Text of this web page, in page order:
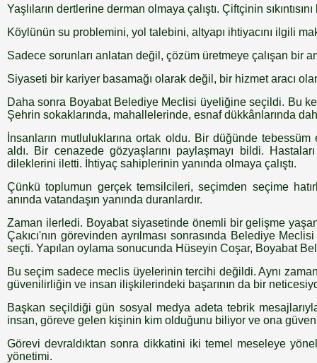
Yaşlıların dertlerine derman olmaya çalıştı. Çiftçinin sıkıntısını
Köylünün su problemini, yol talebini, altyapı ihtiyacını ilgili
Sadece sorunları anlatan değil, çözüm üretmeye çalışan bir
Siyaseti bir kariyer basamağı olarak değil, bir hizmet aracı
Daha sonra Boyabat Belediye Meclisi üyeliğine seçildi. Bu
Şehrin sokaklarında, mahallelerinde, esnaf dükkânlarında
İnsanların mutluluklarına ortak oldu. Bir düğünde
aldı. Bir cenazede gözyaşlarını paylaşmayı bildi.
dileklerini iletti. İhtiyaç sahiplerinin yanında olmaya çalıştı.
Çünkü toplumun gerçek temsilcileri, seçimden seçime
anında vatandaşın yanında duranlardır.
Zaman ilerledi. Boyabat siyasetinde önemli bir gelişme
Çakıcı'nın görevinden ayrılması sonrasında Belediye
seçti. Yapılan oylama sonucunda Hüseyin Coşar, Boyabat
Bu seçim sadece meclis üyelerinin tercihi değildi. Aynı
güvenilirliğin ve insan ilişkilerindeki başarının da bir
Başkan seçildiği gün sosyal medya adeta tebrik
insan, göreve gelen kişinin kim olduğunu biliyor ve ona
Görevi devraldıktan sonra dikkatini iki temel meseleye
yönetimi.